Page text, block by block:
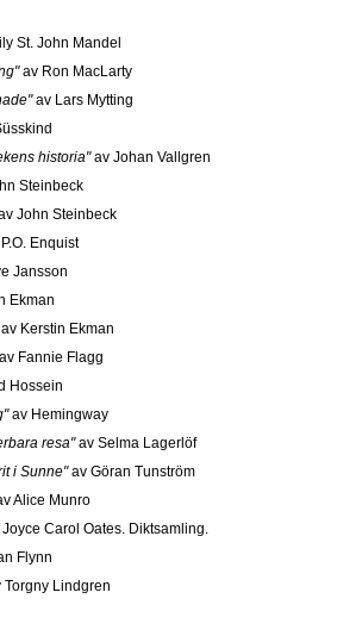
St. John Mandel
av Ron MacLarty
av Lars Mytting
historia"av Johan Vallgren
Steinbeck
John Steinbeck
Enquist
Jansson
Ekman
Kerstin Ekman
Fannie Flagg
Hossein
av Hemingway
resa"av Selma Lagerlöf
i Sunne"av Göran Tunström
Alice Munro
Carol Oates. Diktsamling.
Flynn
Lindgren